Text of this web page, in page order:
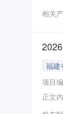
相关
福建
项目
正文